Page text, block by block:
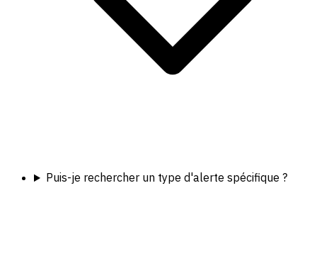
Puis-je rechercher un type d'alerte spécifique ?